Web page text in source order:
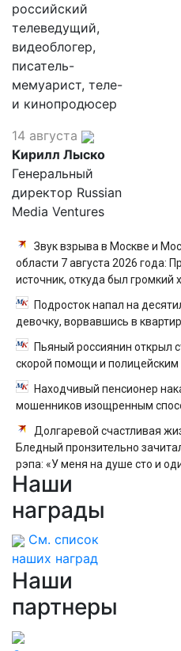
российский
телеведущий,
видеоблогер,
писатель-
мемуарист, теле-
и кинопродюсер
14 августа
Кирилл Лыско
Генеральный
директор Russian
Media Ventures
Звук взрыва в Москве и
области 7 августа 2026 года:
источник, откуда был громкий
Подросток напал на
девочку, ворвавшись в
Пьяный россиянин открыл
скорой помощи и полицейским
Находчивый пенсионер
мошенников изощренным
Долгаревой счастливая
Бледный пронзительно
рэпа: «У меня на душе сто и
туше»
Наши
награды
См. список
наших наград
Наши
партнеры